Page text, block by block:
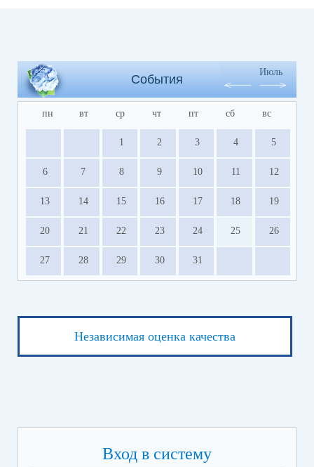
События
Июль
пн вт ср чт пт сб вс
1 2 3 4 5
6 7 8 9 10 11 12
13 14 15 16 17 18 19
20 21 22 23 24 25 26
27 28 29 30 31
Независимая оценка качества
Вход в систему